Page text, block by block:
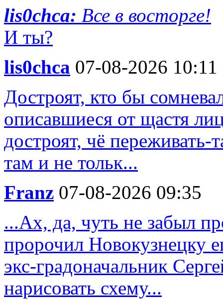
lis0chca: Все в восторге!
И ты?
lis0chca 07-08-2026 10:11
Достроят, кто бы
описавшиеся от щастя
достроят, чё
там и не тольк...
Franz 07-08-2026 09:35
...Ах, да, чуть не забыл
пророчил Новокузнецку
экс-градоначальник
нарисовать схему...